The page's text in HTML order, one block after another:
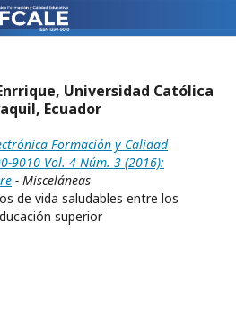
Universidad Católica
Ecuador
Formación y Calidad
9010 Vol. 4 Núm. 3 (2016):
- Misceláneas
de vida saludables entre los
superior